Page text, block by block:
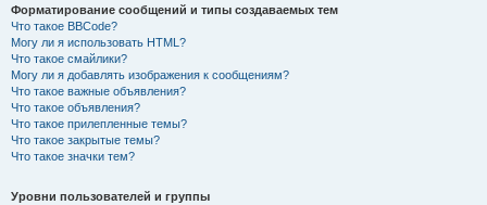
Форматирование сообщений и типы создаваемых тем
Что такое BBCode?
Могу ли я использовать HTML?
Что такое смайлики?
Могу ли я добавлять изображения к сообщениям?
Что такое важные объявления?
Что такое объявления?
Что такое прилепленные темы?
Что такое закрытые темы?
Что такое значки тем?
Уровни пользователей и группы